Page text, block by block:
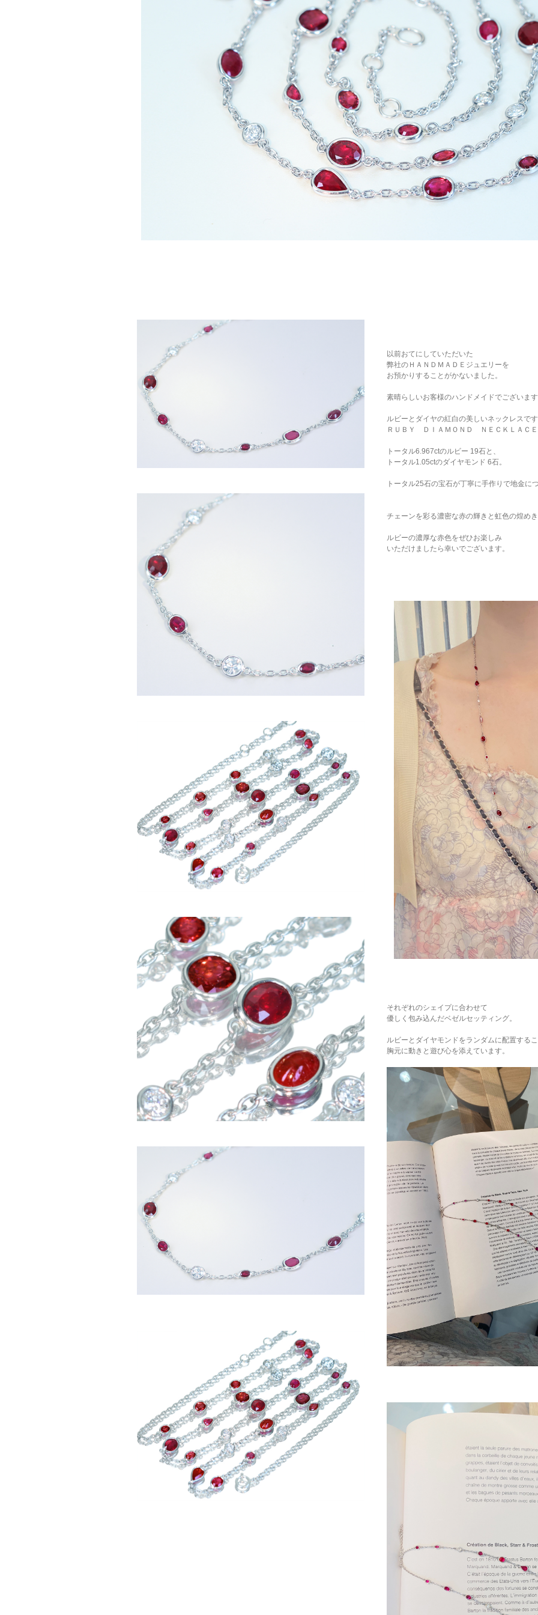
以前おてにしていただいた
弊社のＨＡＮＤＭＡＤＥジュエリーを
お預かりすることがかないました。
素晴らしいお客様のハンドメイドでございま
ルビーとダイヤの紅白の美しいネックレスで
ＲＵＢＹ ＤＩＡＭＯＮＤ ＮＥＣＫＬＡＣＥ
トータル6.967ctのルビー 19石と、
トータル1.05ctのダイヤモンド 6石。
トータル25石の宝石が丁寧に手作りで地金に
チェーンを彩る濃密な赤の輝きと虹色の煌め
ルビーの濃厚な赤色をぜひお楽しみ
いただけましたら幸いでございます。
それぞれのシェイプに合わせて
優しく包み込んだベゼルセッティング。
ルビーとダイヤモンドをランダムに配置する
胸元に動きと遊び心を添えています。
ご注文手続き カートを見る お買い物を続ける